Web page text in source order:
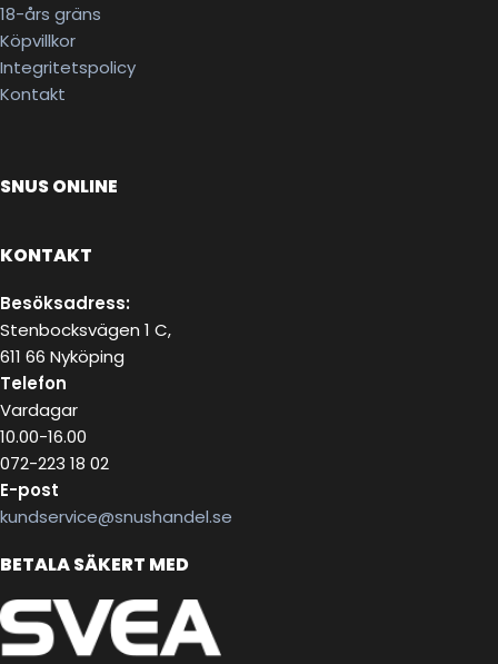
18-års gräns
Köpvillkor
Integritetspolicy
Kontakt
SNUS ONLINE
KONTAKT
Besöksadress:
Stenbocksvägen 1 C,
611 66 Nyköping
Telefon
Vardagar
10.00-16.00
072-223 18 02
E-post
kundservice@snushandel.se
BETALA SÄKERT MED